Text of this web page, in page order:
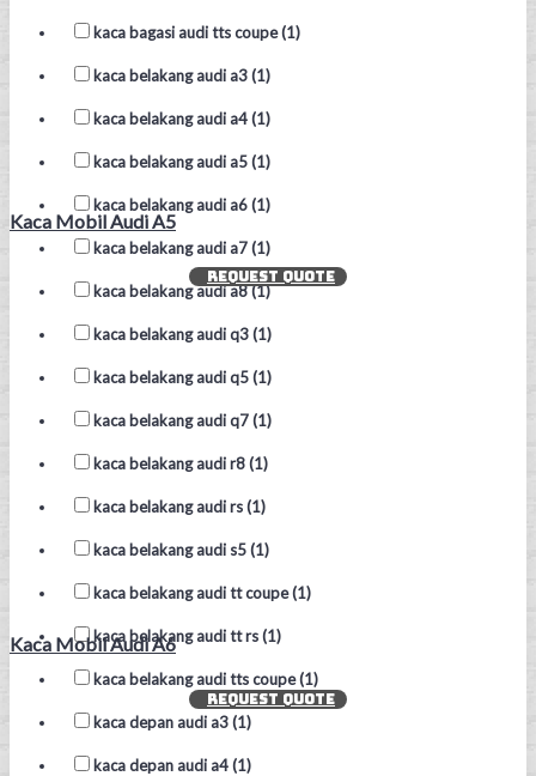
kaca bagasi audi tts coupe (1)
kaca belakang audi a3 (1)
kaca belakang audi a4 (1)
kaca belakang audi a5 (1)
kaca belakang audi a6 (1)
kaca belakang audi a7 (1)
kaca belakang audi a8 (1)
kaca belakang audi q3 (1)
kaca belakang audi q5 (1)
kaca belakang audi q7 (1)
kaca belakang audi r8 (1)
kaca belakang audi rs (1)
kaca belakang audi s5 (1)
kaca belakang audi tt coupe (1)
kaca belakang audi tt rs (1)
kaca belakang audi tts coupe (1)
kaca depan audi a3 (1)
kaca depan audi a4 (1)
Kaca Mobil Audi A5
REQUEST QUOTE
Kaca Mobil Audi A6
REQUEST QUOTE